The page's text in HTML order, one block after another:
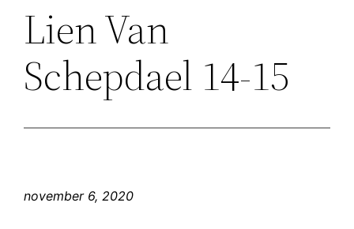
Lien Van
Schepdael 14-15
november 6, 2020